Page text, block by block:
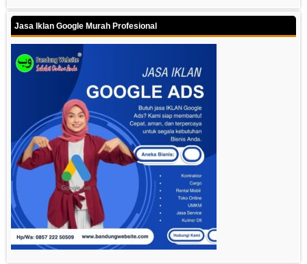
Jasa Iklan Google Murah Profesional